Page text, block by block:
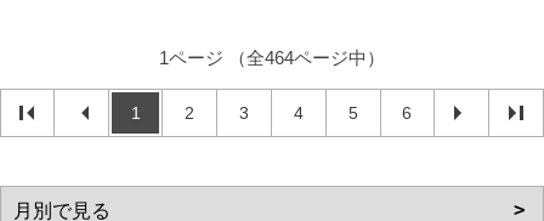
1ページ （全464ページ中）
1 2 3 4 5 6